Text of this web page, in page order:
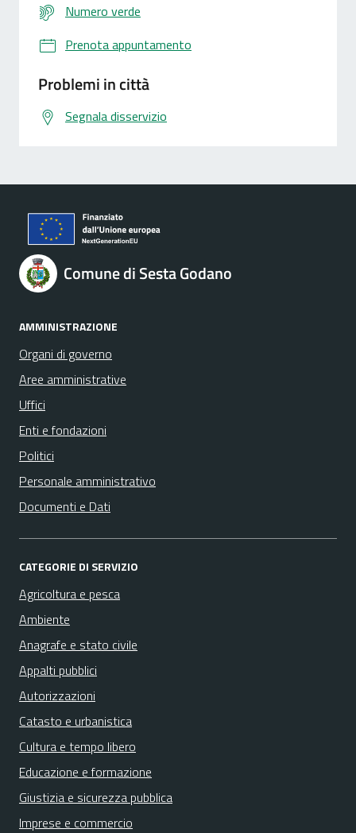
Numero verde
Prenota appuntamento
Problemi in città
Segnala disservizio
Comune di Sesta Godano
AMMINISTRAZIONE
Organi di governo
Aree amministrative
Uffici
Enti e fondazioni
Politici
Personale amministrativo
Documenti e Dati
CATEGORIE DI SERVIZIO
Agricoltura e pesca
Ambiente
Anagrafe e stato civile
Appalti pubblici
Autorizzazioni
Catasto e urbanistica
Cultura e tempo libero
Educazione e formazione
Giustizia e sicurezza pubblica
Imprese e commercio